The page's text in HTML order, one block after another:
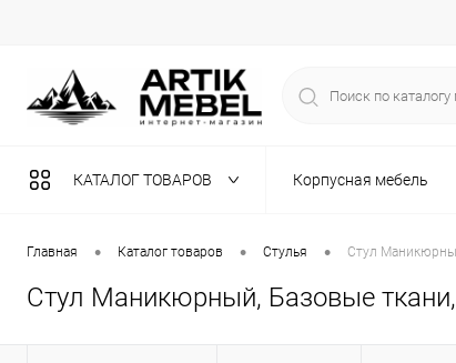
КАТАЛОГ ТОВАРОВ Корпусная мебель
Разная мебель
Главная • Каталог товаров • Стулья • Стул
Стул Маникюрный, Базовые